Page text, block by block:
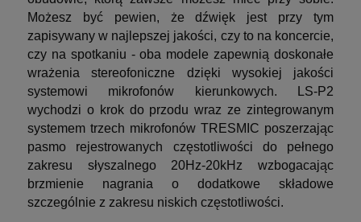
Możesz być pewien, że dźwięk jest przy tym
zapisywany w najlepszej jakości, czy to na koncercie,
czy na spotkaniu - oba modele zapewnią doskonałe
wrażenia stereofoniczne dzięki wysokiej jakości
systemowi mikrofonów kierunkowych. LS-P2
wychodzi o krok do przodu wraz ze zintegrowanym
systemem trzech mikrofonów TRESMIC poszerzając
pasmo rejestrowanych częstotliwości do pełnego
zakresu słyszalnego 20Hz-20kHz wzbogacając
brzmienie nagrania o dodatkowe składowe
szczególnie z zakresu niskich częstotliwości.